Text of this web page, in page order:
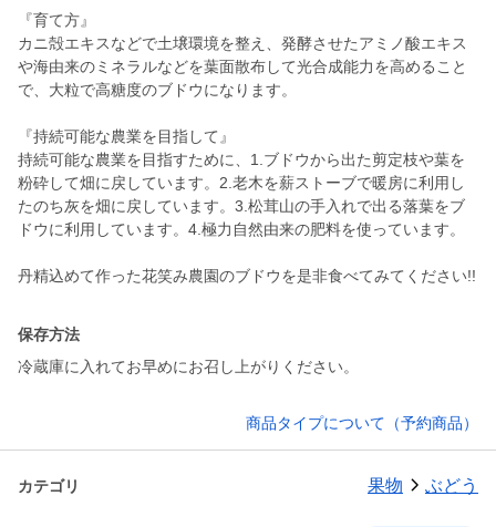
『育て方』
カニ殻エキスなどで土壌環境を整え、発酵させたアミノ酸エキス
や海由来のミネラルなどを葉面散布して光合成能力を高めること
で、大粒で高糖度のブドウになります。
『持続可能な農業を目指して』
持続可能な農業を目指すために、1.ブドウから出た剪定枝や葉を
粉砕して畑に戻しています。2.老木を薪ストーブで暖房に利用し
たのち灰を畑に戻しています。3.松茸山の手入れで出る落葉をブ
ドウに利用しています。4.極力自然由来の肥料を使っています。
保存方法
冷蔵庫に入れてお早めにお召し上がりください。
商品タイプについて（予約商品）
カテゴリ 果物 ぶどう